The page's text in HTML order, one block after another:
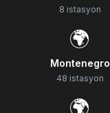
8 istasyon
🌍
Montenegro
48 istasyon
🌍